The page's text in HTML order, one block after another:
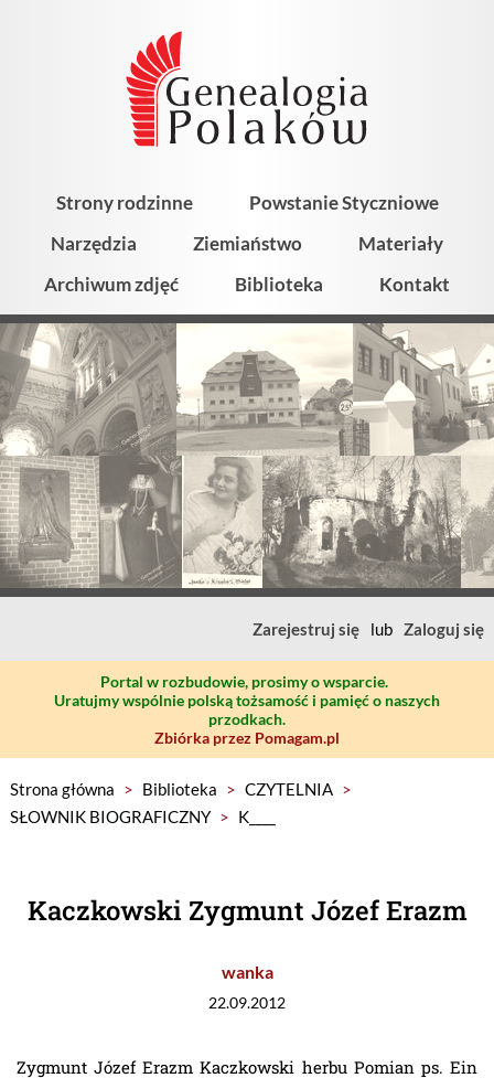
Strony rodzinne
Powstanie Styczniowe
Narzędzia
Ziemiaństwo
Materiały
Archiwum zdjęć
Biblioteka Kontakt
Zarejestruj się lub Zaloguj się
Portal w rozbudowie, prosimy o wsparcie.
Uratujmy wspólnie polską tożsamość i pamięć o naszych
przodkach.
Zbiórka przez Pomagam.pl
Strona główna > Biblioteka > CZYTELNIA >
SŁOWNIK BIOGRAFICZNY > K____
Kaczkowski Zygmunt Józef Erazm
wanka
22.09.2012
Zygmunt Józef Erazm Kaczkowski herbu Pomian ps. Ein